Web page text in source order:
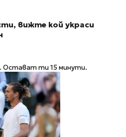
вижте кой украси
Остават ти 15 минути.